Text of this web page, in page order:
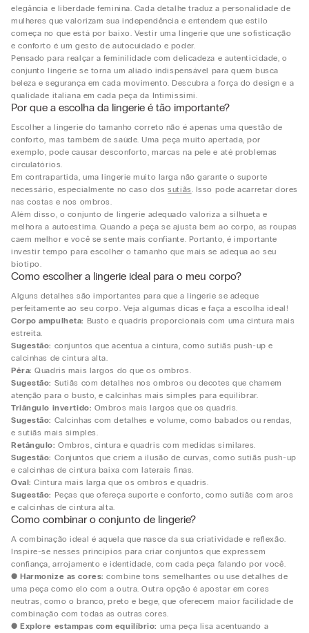
elegância e liberdade feminina. Cada detalhe traduz a personalidade de
mulheres que valorizam sua independência e entendem que estilo
começa no que está por baixo. Vestir uma lingerie que une sofisticação
e conforto é um gesto de autocuidado e poder.
Pensado para realçar a feminilidade com delicadeza e autenticidade, o
conjunto lingerie se torna um aliado indispensável para quem busca
beleza e segurança em cada movimento. Descubra a força do design e a
qualidade italiana em cada peça da Intimissimi.
Por que a escolha da lingerie é tão importante?
Escolher a lingerie do tamanho correto não é apenas uma questão de
conforto, mas também de saúde. Uma peça muito apertada, por
exemplo, pode causar desconforto, marcas na pele e até problemas
circulatórios.
Em contrapartida, uma lingerie muito larga não garante o suporte
necessário, especialmente no caso dossutiãs. Isso pode acarretar dores
nas costas e nos ombros.
Além disso, o conjunto de lingerie adequado valoriza a silhueta e
melhora a autoestima. Quando a peça se ajusta bem ao corpo, as roupas
caem melhor e você se sente mais confiante. Portanto, é importante
investir tempo para escolher o tamanho que mais se adequa ao seu
biotipo.
Como escolher a lingerie ideal para o meu corpo?
Alguns detalhes são importantes para que a lingerie se adeque
perfeitamente ao seu corpo. Veja algumas dicas e faça a escolha ideal!
Corpo ampulheta: Busto e quadris proporcionais com uma cintura mais
estreita.
Sugestão: conjuntos que acentua a cintura, como sutiãs push-up e
calcinhas de cintura alta.
Pêra: Quadris mais largos do que os ombros.
Sugestão: Sutiãs com detalhes nos ombros ou decotes que chamem
atenção para o busto, e calcinhas mais simples para equilibrar.
Triângulo invertido: Ombros mais largos que os quadris.
Sugestão: Calcinhas com detalhes e volume, como babados ou rendas,
e sutiãs mais simples.
Retângulo: Ombros, cintura e quadris com medidas similares.
Sugestão: Conjuntos que criem a ilusão de curvas, como sutiãs push-up
e calcinhas de cintura baixa com laterais finas.
Oval: Cintura mais larga que os ombros e quadris.
Sugestão: Peças que ofereça suporte e conforto, como sutiãs com aros
e calcinhas de cintura alta.
Como combinar o conjunto de lingerie?
A combinação ideal é aquela que nasce da sua criatividade e reflexão.
Inspire-se nesses princípios para criar conjuntos que expressem
confiança, arrojamento e identidade, com cada peça falando por você.
●Harmonize as cores: combine tons semelhantes ou use detalhes de
uma peça como elo com a outra. Outra opção é apostar em cores
neutras, como o branco, preto e bege, que oferecem maior facilidade de
combinação com todas as outras cores.
●Explore estampas com equilíbrio: uma peça lisa acentuando a